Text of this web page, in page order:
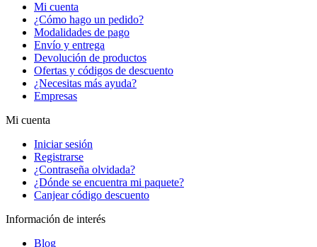
Mi cuenta
¿Cómo hago un pedido?
Modalidades de pago
Envío y entrega
Devolución de productos
Ofertas y códigos de descuento
¿Necesitas más ayuda?
Empresas
Mi cuenta
Iniciar sesión
Registrarse
¿Contraseña olvidada?
¿Dónde se encuentra mi paquete?
Canjear código descuento
Información de interés
Blog